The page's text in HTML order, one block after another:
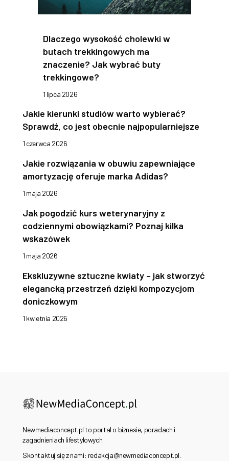
Dlaczego wysokość cholewki w
butach trekkingowych ma
znaczenie? Jak wybrać buty
trekkingowe?
1 lipca 2026
Jakie kierunki studiów warto wybierać?
Sprawdź, co jest obecnie najpopularniejsze
1 czerwca 2026
Jakie rozwiązania w obuwiu zapewniające
amortyzację oferuje marka Adidas?
1 maja 2026
Jak pogodzić kurs weterynaryjny z
codziennymi obowiązkami? Poznaj kilka
wskazówek
1 maja 2026
Ekskluzywne sztuczne kwiaty – jak stworzyć
elegancką przestrzeń dzięki kompozycjom
doniczkowym
1 kwietnia 2026
Newmediaconcept.pl to portal o biznesie, poradach i
zagadnieniach lifestylowych.
Skontaktuj się z nami: redakcja@newmediaconcept.pl.